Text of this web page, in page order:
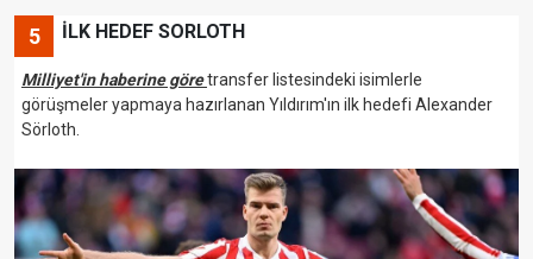
5 İLK HEDEF SORLOTH
Milliyet'in haberine göretransfer listesindeki isimlerle
görüşmeler yapmaya hazırlanan Yıldırım'ın ilk hedefi Alexander
Sörloth.